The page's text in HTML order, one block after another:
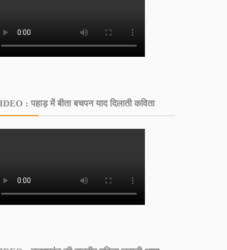
: पहाड़ में बीता बचपन याद दिलाती कविता